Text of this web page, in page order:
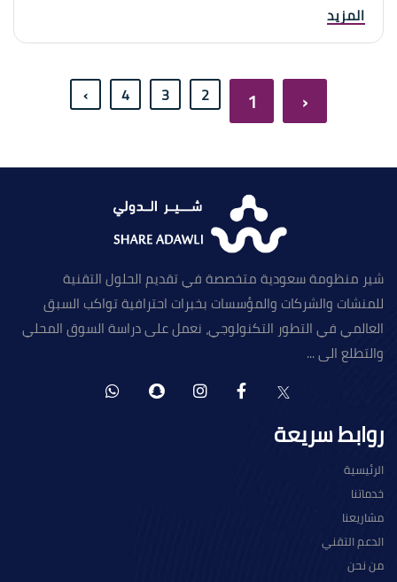
المستدامة.
الهيئة العامة للمعارض و المؤتمرات يهدف المعرض الى صناعة
منصة دولية للقطاع غير الربحي لبناء علاقات دولية ويشمل
المزيد
‹
1
2
3
4
›
شير منظومة سعودية متخصصة في تقديم الحلول التقنية
للمنشات والشركات والمؤسسات بخبرات احترافية تواكب السبق
العالمي في التطور التكنولوجي، نعمل على دراسة السوق المحلي
والتطلع الى ...
روابط سريعة
الرئيسية
خدماتنا
مشاريعنا
الدعم التقني
من نحن